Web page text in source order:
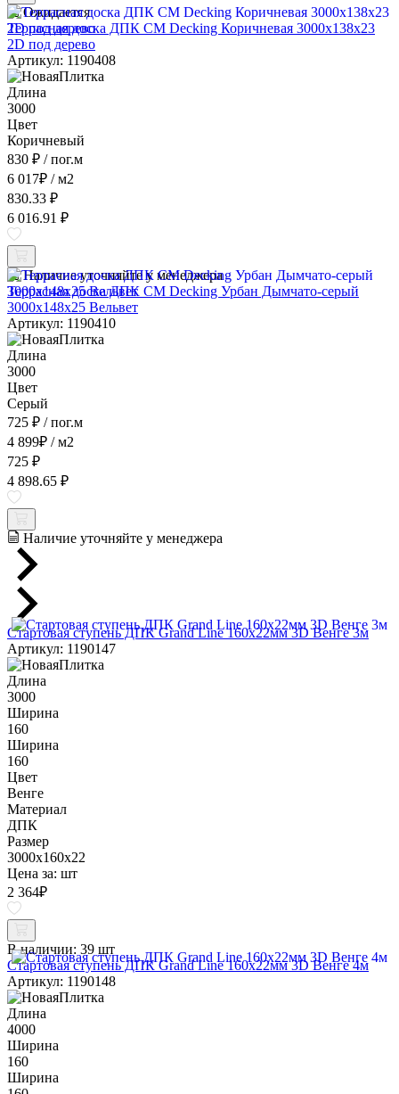
Ожидается
Террасная доска ДПК CM Decking Коричневая 3000x138x23
2D под дерево
Артикул: 1190408
Длина
3000
Цвет
Коричневый
830 ₽ / пог.м
6 017₽ / м2
830.33 ₽
6 016.91 ₽
Наличие уточняйте у менеджера
Террасная доска ДПК CM Decking Урбан Дымчато-серый
3000x148x25 Вельвет
Артикул: 1190410
Длина
3000
Цвет
Серый
725 ₽ / пог.м
4 899₽ / м2
725 ₽
4 898.65 ₽
Наличие уточняйте у менеджера
Стартовая ступень ДПК Grand Line 160х22мм 3D Венге 3м
Артикул: 1190147
Длина
3000
Ширина
160
Ширина
160
Цвет
Венге
Материал
ДПК
Размер
3000x160x22
Цена за: шт
2 364₽
В наличии: 39 шт
Стартовая ступень ДПК Grand Line 160х22мм 3D Венге 4м
Артикул: 1190148
Длина
4000
Ширина
160
Ширина